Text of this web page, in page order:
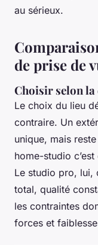
au sérieux.
de prise de
Choisir selon
Le choix du lieu
contraire. Un
unique, mais
home-studio
Le studio pro, lui,
total, qualité
les contraintes
forces et